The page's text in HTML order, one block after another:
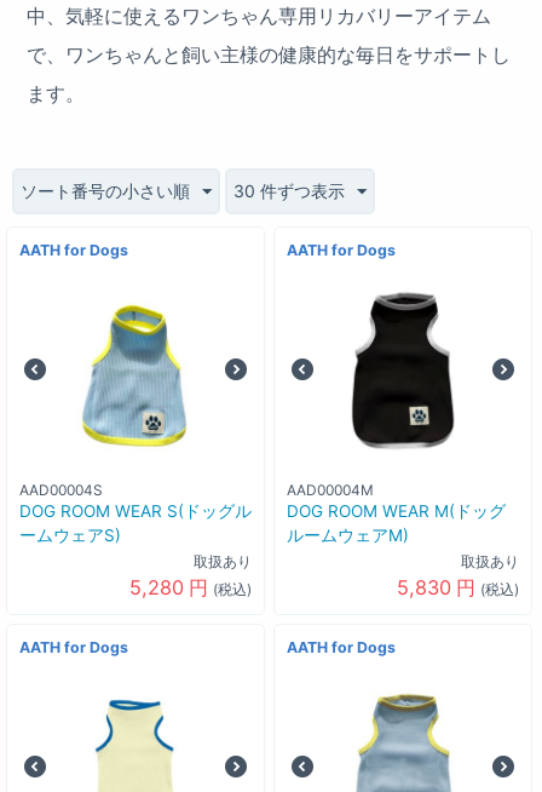
中、気軽に使えるワンちゃん専用リカバリーアイテム
で、ワンちゃんと飼い主様の健康的な毎日をサポートし
ます。
ソート番号の小さい順 30 件ずつ表示
AATH for Dogs
AAD00004S
DOG ROOM WEAR S(ドッグル
ームウェアS)
取扱あり
5,280 円 (税込)
AATH for Dogs
AAD00004M
DOG ROOM WEAR M(ドッグ
ルームウェアM)
取扱あり
5,830 円 (税込)
AATH for Dogs AATH for Dogs